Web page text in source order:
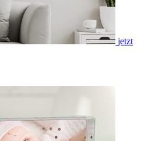
jetzt